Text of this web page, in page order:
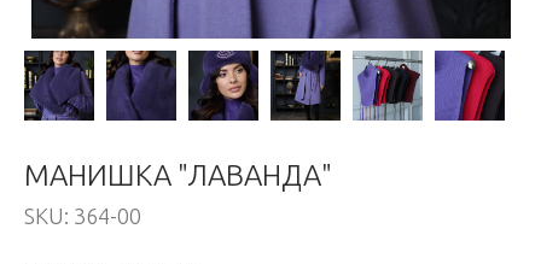
МАНИШКА "ЛАВАНДА"
SKU: 364-00